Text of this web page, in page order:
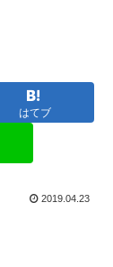
はてブ
2019.04.23